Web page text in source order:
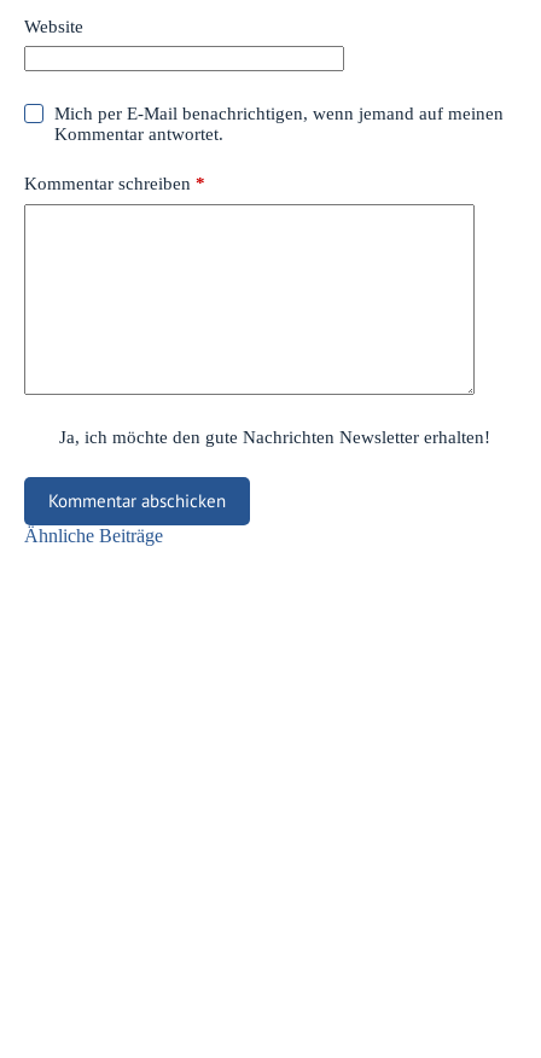
Website
Mich per E-Mail benachrichtigen, wenn jemand auf meinen
Kommentar antwortet.
Kommentar schreiben *
Ja, ich möchte den gute Nachrichten Newsletter erhalten!
Kommentar abschicken
Ähnliche Beiträge